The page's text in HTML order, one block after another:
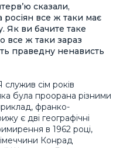
сказали,
все ж таки має
Як ви бачите таке
все ж таки зараз
праведну ненависть
служив сім років
була проорана різними
франко-
є дві географічні
в 1962 році,
Конрад